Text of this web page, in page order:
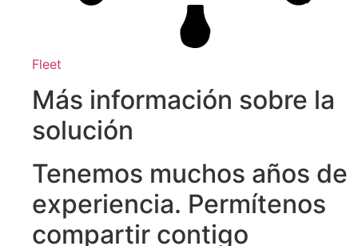
Fleet
Más información sobre la
solución
Tenemos muchos años de
experiencia. Permítenos
compartir contigo